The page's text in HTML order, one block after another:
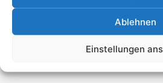
Ablehnen
Einstellungen